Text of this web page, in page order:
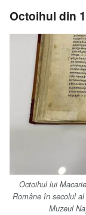
Octoihul din
Octoihul lui
Române în secolul
Muzeul